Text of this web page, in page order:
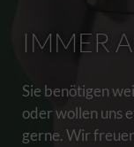
IMMER
Sie benötigen
oder wollen uns
gerne. Wir